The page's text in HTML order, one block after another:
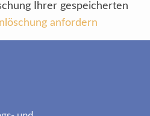
Ihrer gespeicherten
anfordern